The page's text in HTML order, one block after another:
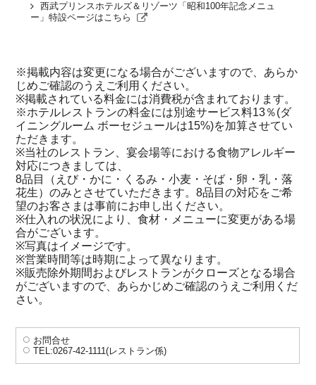
西武プリンスホテルズ＆リゾーツ「昭和100年記念メニュ
ー」特設ページはこちら
※掲載内容は変更になる場合がございますので、あらか
じめご確認のうえご利用ください。
※掲載されている料金には消費税が含まれております。
※ホテルレストランの料金には別途サービス料13％(ダ
イニングルーム ボーセジュールは15%)を加算させてい
ただきます。
※当社のレストラン、宴会場等における食物アレルギー
対応につきましては、
8品目（えび・かに・くるみ・小麦・そば・卵・乳・落
花生）のみとさせていただきます。8品目の対応をご希
望のお客さまは事前にお申し出ください。
※仕入れの状況により、食材・メニューに変更がある場
合がございます。
※写真はイメージです。
※営業時間等は時期によって異なります。
※販売除外期間およびレストランがクローズとなる場合
がございますので、あらかじめご確認のうえご利用くだ
さい。
お問合せ
TEL:0267-42-1111(レストラン係)